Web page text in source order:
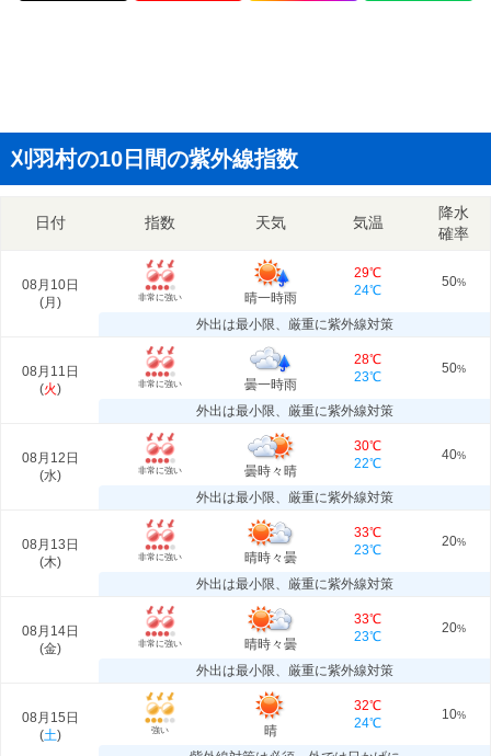
刈羽村の10日間の紫外線指数
日付 指数 天気 気温
降水
確率
08月10日
(月 ) 非常に強い 晴一時雨
29℃
24℃
50%
外出は最小限、厳重に紫外線対策
08月11日
(火) 非常に強い 曇一時雨
28℃
23℃
50%
外出は最小限、厳重に紫外線対策
08月12日
(水) 非常に強い 曇時々晴
30℃
22℃
40%
外出は最小限、厳重に紫外線対策
08月13日
(木) 非常に強い 晴時々曇
33℃
23℃
20%
外出は最小限、厳重に紫外線対策
08月14日
(金) 非常に強い 晴時々曇
33℃
23℃
20%
外出は最小限、厳重に紫外線対策
08月15日
(土) 強い 晴
32℃
24℃
10%